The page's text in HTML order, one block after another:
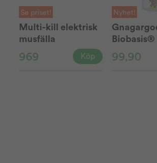
Se priset!
Multi-kill elektrisk
musfälla
TheVault®
969 Köp
Nyhet!
Biobasis®
99,90